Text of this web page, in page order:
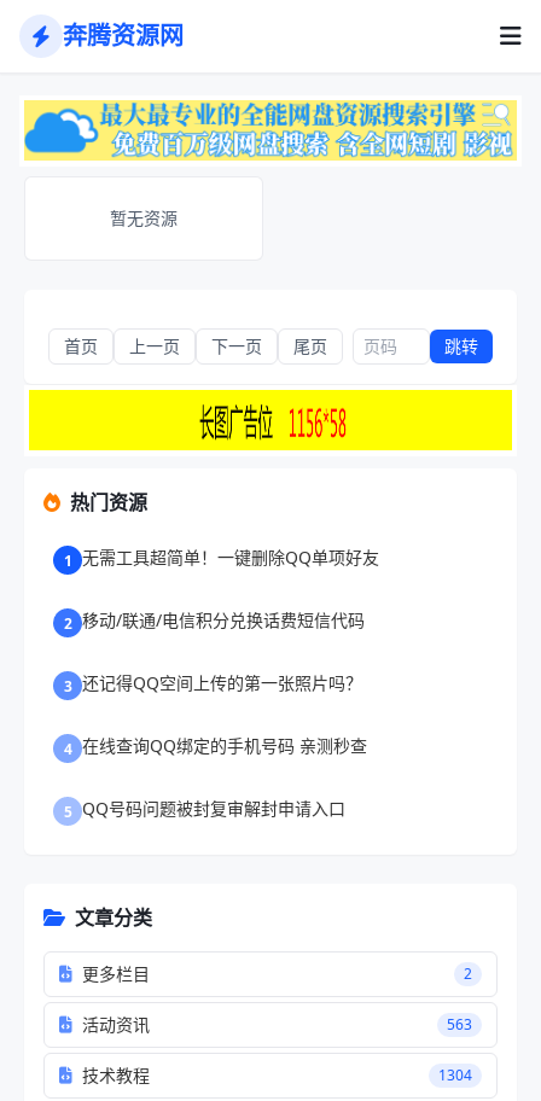
奔腾资源网
暂无资源
首页 上一页 下一页 尾页 跳转
热门资源
1 无需工具超简单！一键删除QQ单项好友
2 移动/联通/电信积分兑换话费短信代码
3 还记得QQ空间上传的第一张照片吗？
4 在线查询QQ绑定的手机号码 亲测秒查
5 QQ号码问题被封复审解封申请入口
文章分类
更多栏目 2
活动资讯 563
技术教程 1304